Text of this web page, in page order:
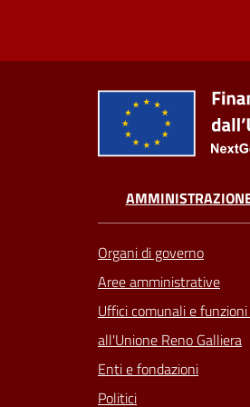
Organi di governo
Aree amministrative
Uffici comunali e
all'Unione Reno Galliera
Enti e fondazioni
Politici